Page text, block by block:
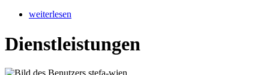
weiterlesen
Dienstleistungen